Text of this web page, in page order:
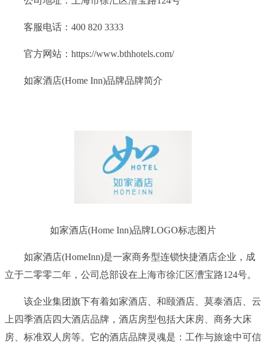
客服电话：400 820 3333
官方网站：https://www.bthhotels.com/
如家酒店(Home Inn)品牌品牌简介
如家酒店(Home Inn)品牌LOGO标志图片
如家酒店(HomeInn)是一家商务型连锁快捷酒店企业，成
立于二零零二年，公司总部设在上海市徐汇区漕宝路124号。
该企业集团旗下有着如家酒店、和颐酒店、莫泰酒店、云
上四季酒店四大酒店品牌，酒店房型包括大床房、商务大床
房、标准双人房等。它的酒店品牌灵魂是：工作与旅途中可信